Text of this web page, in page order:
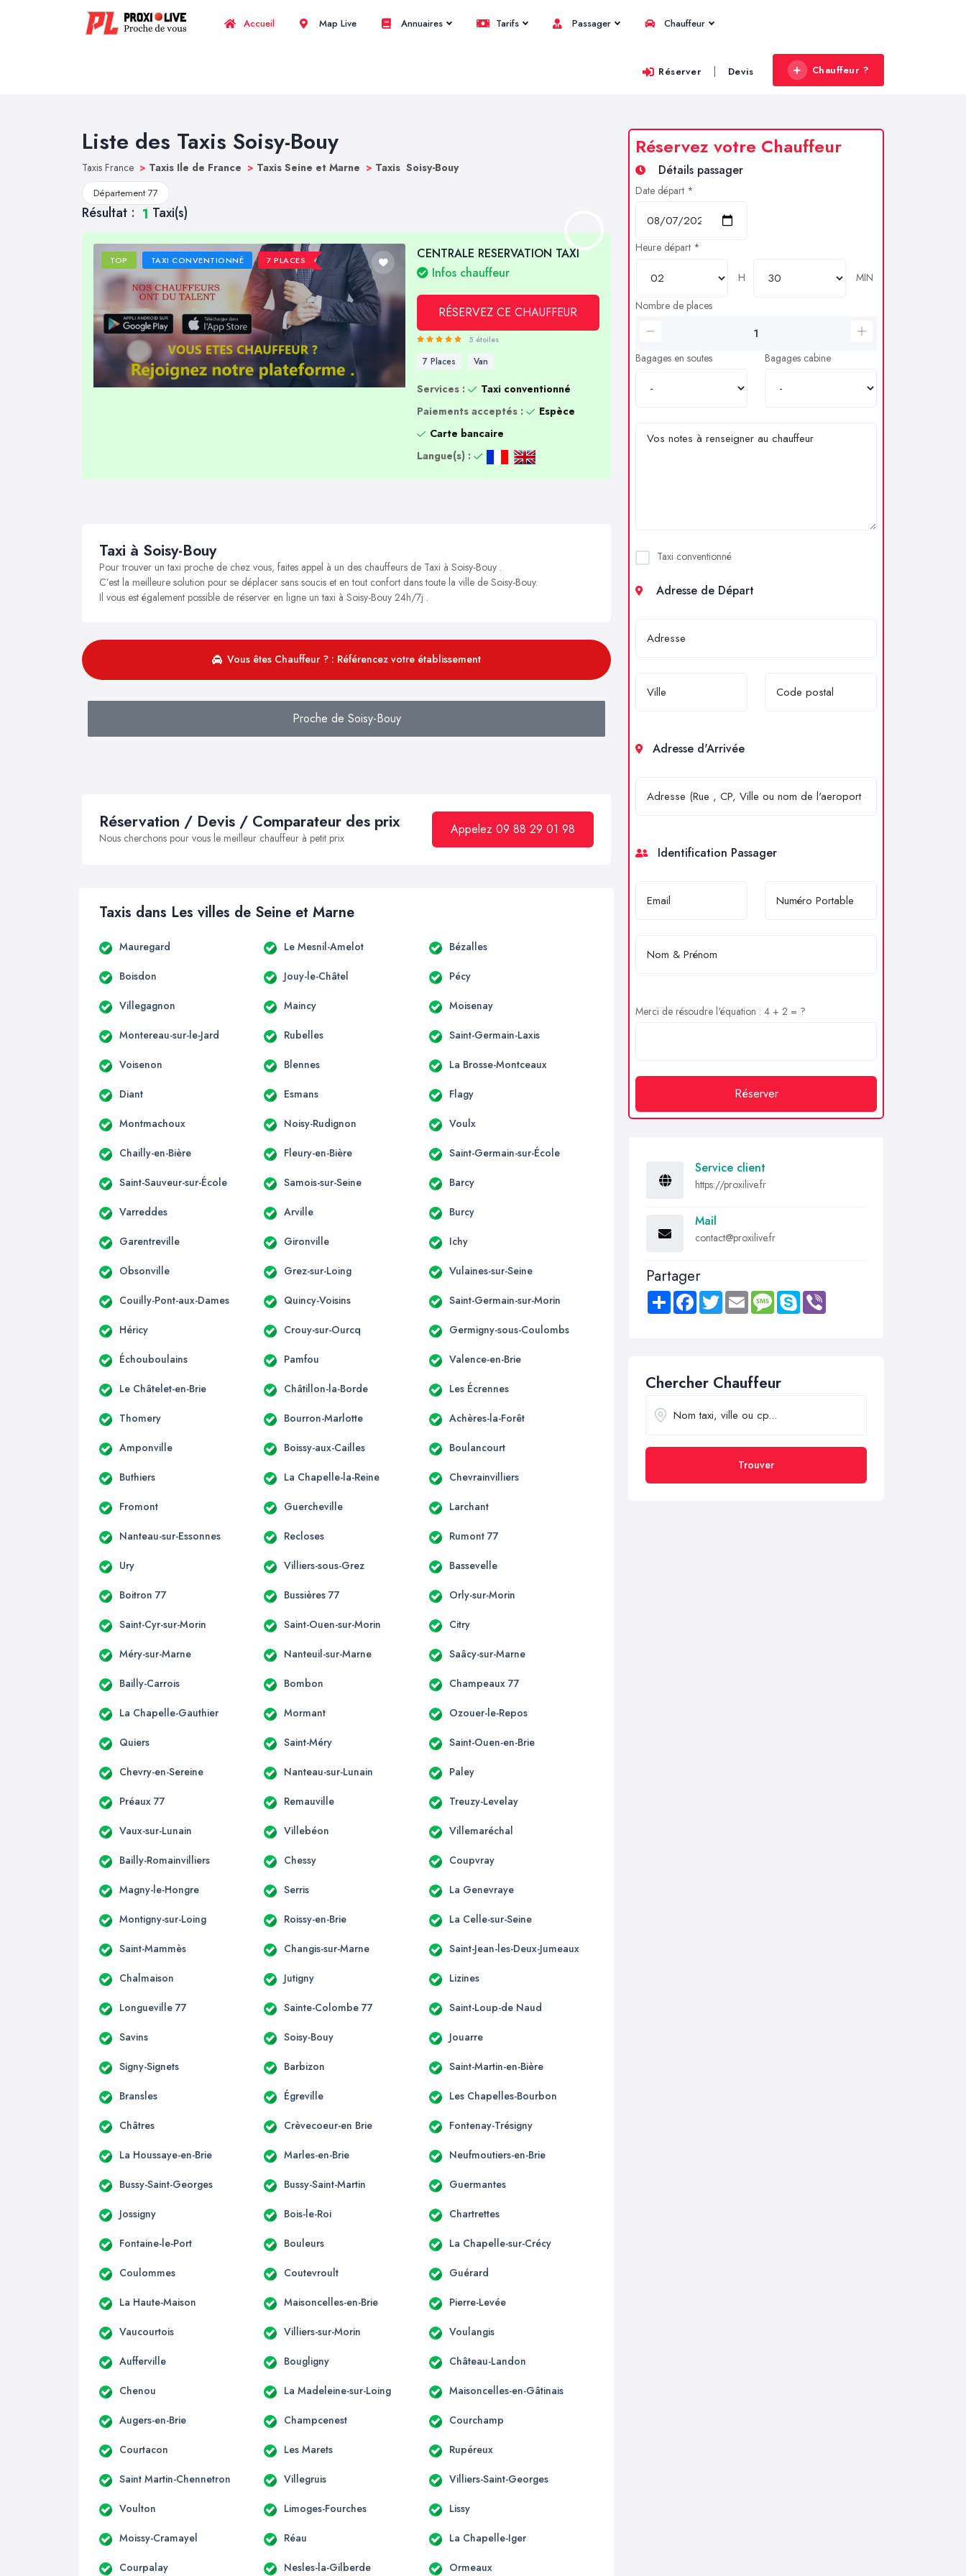
Accueil Map Live Annuaires Tarifs Passager Chauffeur
Réserver | Devis Chauffeur ?
Liste des Taxis Soisy-Bouy
Taxis France > Taxis Ile de France > Taxis Seine et Marne > Taxis Soisy-Bouy
Département 77
Résultat : 1 Taxi(s)
TOP TAXI CONVENTIONNÉ 7 PLACES
CENTRALE RESERVATION TAXI
Infos chauffeur
RÉSERVEZ CE CHAUFFEUR
5 étoiles
7 Places Van
Services :
Taxi conventionné
Paiements acceptés :
Espèce
Carte bancaire
Langue(s) :
Taxi à Soisy-Bouy
Pour trouver un taxi proche de chez vous, faites appel à un des chauffeurs de Taxi à Soisy-Bouy .
C’est la meilleure solution pour se déplacer sans soucis et en tout confort dans toute la ville de Soisy-Bouy.
Il vous est également possible de réserver en ligne un taxi à Soisy-Bouy 24h/7j .
Vous êtes Chauffeur ? : Référencez votre établissement
Proche de Soisy-Bouy
Réservation / Devis / Comparateur des prix
Nous cherchons pour vous le meilleur chauffeur à petit prix
Appelez 09 88 29 01 98
Taxis dans Les villes de Seine et Marne
Mauregard Le Mesnil-Amelot Bézalles
Boisdon Jouy-le-Châtel Pécy
Villegagnon Maincy Moisenay
Montereau-sur-le-Jard Rubelles Saint-Germain-Laxis
Voisenon Blennes La Brosse-Montceaux
Diant Esmans Flagy
Montmachoux Noisy-Rudignon Voulx
Chailly-en-Bière Fleury-en-Bière Saint-Germain-sur-École
Saint-Sauveur-sur-École Samois-sur-Seine Barcy
Varreddes Arville Burcy
Garentreville Gironville Ichy
Obsonville Grez-sur-Loing Vulaines-sur-Seine
Couilly-Pont-aux-Dames Quincy-Voisins Saint-Germain-sur-Morin
Héricy Crouy-sur-Ourcq Germigny-sous-Coulombs
Échouboulains Pamfou Valence-en-Brie
Le Châtelet-en-Brie Châtillon-la-Borde Les Écrennes
Thomery Bourron-Marlotte Achères-la-Forêt
Amponville Boissy-aux-Cailles Boulancourt
Buthiers La Chapelle-la-Reine Chevrainvilliers
Fromont Guercheville Larchant
Nanteau-sur-Essonnes Recloses Rumont 77
Ury Villiers-sous-Grez Bassevelle
Boitron 77 Bussières 77 Orly-sur-Morin
Saint-Cyr-sur-Morin Saint-Ouen-sur-Morin Citry
Méry-sur-Marne Nanteuil-sur-Marne Saâcy-sur-Marne
Bailly-Carrois Bombon Champeaux 77
La Chapelle-Gauthier Mormant Ozouer-le-Repos
Quiers Saint-Méry Saint-Ouen-en-Brie
Chevry-en-Sereine Nanteau-sur-Lunain Paley
Préaux 77 Remauville Treuzy-Levelay
Vaux-sur-Lunain Villebéon Villemaréchal
Bailly-Romainvilliers Chessy Coupvray
Magny-le-Hongre Serris La Genevraye
Montigny-sur-Loing Roissy-en-Brie La Celle-sur-Seine
Saint-Mammès Changis-sur-Marne Saint-Jean-les-Deux-Jumeaux
Chalmaison Jutigny Lizines
Longueville 77 Sainte-Colombe 77 Saint-Loup-de Naud
Savins Soisy-Bouy Jouarre
Signy-Signets Barbizon Saint-Martin-en-Bière
Bransles Égreville Les Chapelles-Bourbon
Châtres Crèvecoeur-en Brie Fontenay-Trésigny
La Houssaye-en-Brie Marles-en-Brie Neufmoutiers-en-Brie
Bussy-Saint-Georges Bussy-Saint-Martin Guermantes
Jossigny Bois-le-Roi Chartrettes
Fontaine-le-Port Bouleurs La Chapelle-sur-Crécy
Coulommes Coutevroult Guérard
La Haute-Maison Maisoncelles-en-Brie Pierre-Levée
Vaucourtois Villiers-sur-Morin Voulangis
Aufferville Bougligny Château-Landon
Chenou La Madeleine-sur-Loing Maisoncelles-en-Gâtinais
Augers-en-Brie Champcenest Courchamp
Courtacon Les Marets Rupéreux
Saint Martin-Chennetron Villegruis Villiers-Saint-Georges
Voulton Limoges-Fourches Lissy
Moissy-Cramayel Réau La Chapelle-Iger
Courpalay Nesles-la-Gilberde Ormeaux
Réservez votre Chauffeur
Détails passager
Date départ *
Heure départ *
H
MIN
Nombre de places
Bagages en soutes Bagages cabine
Taxi conventionné
Adresse de Départ
Adresse d'Arrivée
Identification Passager
Merci de résoudre l'équation : 4 + 2 = ?
Réserver
Service client
https://proxilive.fr
Mail
contact@proxilive.fr
Partager
Share FacebookTwitter Email MessageSkype
Chercher Chauffeur
Trouver